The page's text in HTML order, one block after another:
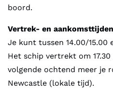
boord.
Vertrek- en aankomsttijden
Je kunt tussen 14.00/15.00
Het schip vertrekt om
volgende ochtend meer je
Newcastle (lokale tijd).